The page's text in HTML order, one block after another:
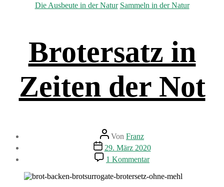
Kategorien
Die Ausbeute in der Natur Sammeln in der Natur
Brotersatz in
Zeiten der Not
Beitragsautor
Von Franz
Beitragsdatum
29. März 2020
1 Kommentarzu
Brotersatz
in